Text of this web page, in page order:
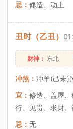
忌： 修造、动土
丑时（乙丑）
财神： 东北
冲煞： 冲羊(己未)
宜： 修造、盖屋
行、见贵、求财
忌： 无